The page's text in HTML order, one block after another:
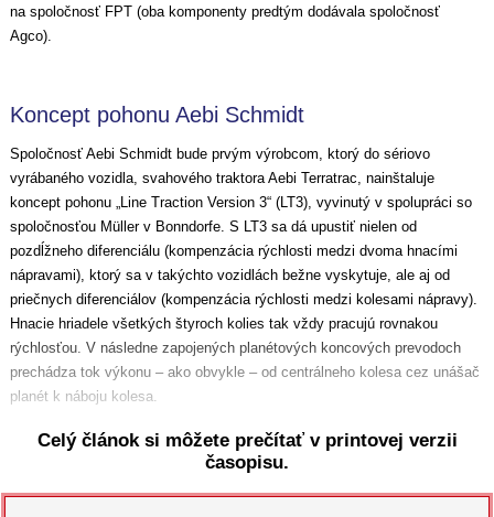
na spoločnosť FPT (oba komponenty predtým dodávala spoločnosť
Agco).
Koncept pohonu Aebi Schmidt
Spoločnosť Aebi Schmidt bude prvým výrobcom, ktorý do sériovo
vyrábaného vozidla, svahového traktora Aebi Terratrac, nainštaluje
koncept pohonu „Line Traction Version 3“ (LT3), vyvinutý v spolupráci so
spoločnosťou Müller v Bonndorfe. S LT3 sa dá upustiť nielen od
pozdĺžneho diferenciálu (kompenzácia rýchlosti medzi dvoma hnacími
nápravami), ktorý sa v takýchto vozidlách bežne vyskytuje, ale aj od
priečnych diferenciálov (kompenzácia rýchlosti medzi kolesami nápravy).
Hnacie hriadele všetkých štyroch kolies tak vždy pracujú rovnakou
rýchlosťou. V následne zapojených planétových koncových prevodoch
prechádza tok výkonu – ako obvykle – od centrálneho kolesa cez unášač
planét k náboju kolesa.
Celý článok si môžete prečítať v printovej verzii
časopisu.